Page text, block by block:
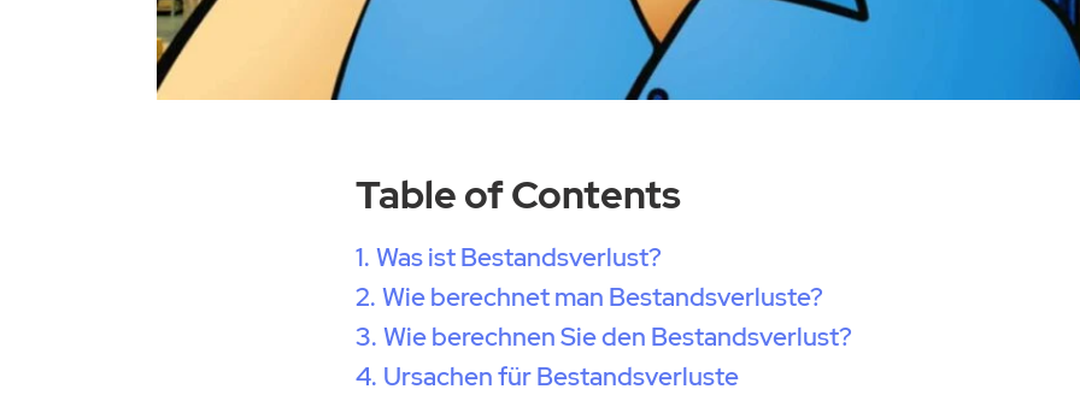
Table of Contents
Was ist Bestandsverlust?
Wie berechnet man Bestandsverluste?
Wie berechnen Sie den Bestandsverlust?
Ursachen für Bestandsverluste